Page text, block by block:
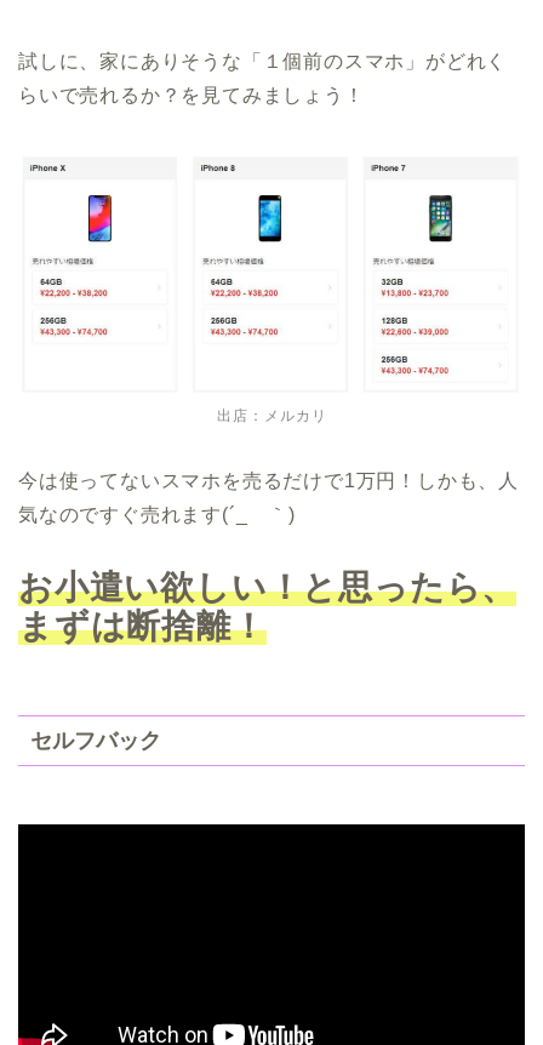
試しに、家にありそうな「１個前のスマホ」がどれく
らいで売れるか？を見てみましょう！
出店： メルカリ
今は使ってないスマホを売るだけで1万円！しかも、人
気なのですぐ売れます(´_ゝ｀)
お小遣い欲しい！と思ったら、
まずは断捨離！
セルフバック